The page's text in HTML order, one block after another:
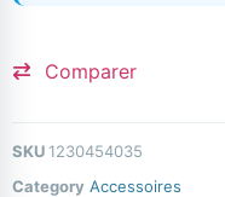
Comparer
SKU 1230454035
Category Accessoires